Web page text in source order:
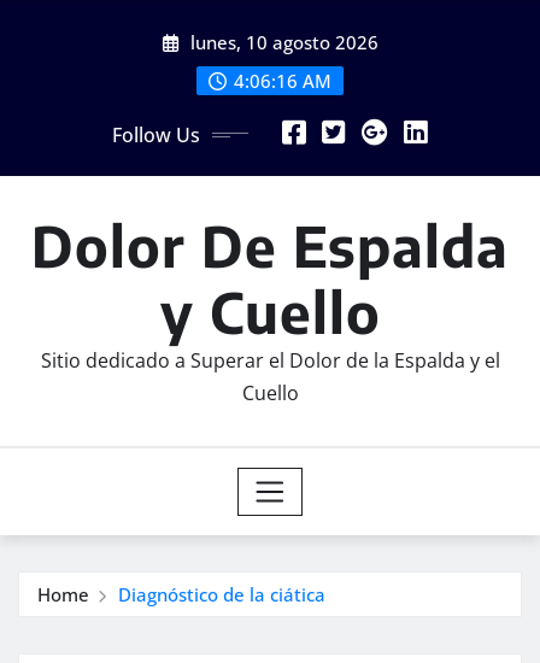
lunes, 10 agosto 2026
4:06:17 AM
Follow Us
Dolor De Espalda
y Cuello
Sitio dedicado a Superar el Dolor de la Espalda y el
Cuello
Home Diagnóstico de la ciática